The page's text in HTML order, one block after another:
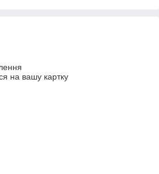
на вашу картку